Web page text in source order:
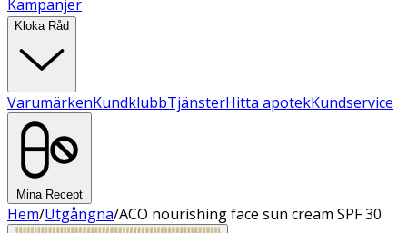
Kampanjer
Kloka Råd
VarumärkenKundklubbTjänsterHitta apotekKundservice
Mina Recept
Hem/Utgångna/ACO nourishing face sun cream SPF 30